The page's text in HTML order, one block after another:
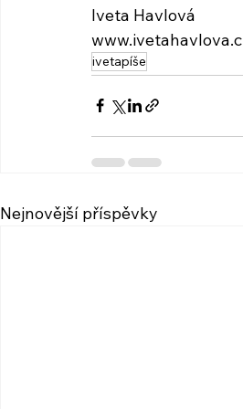
Iveta Havlová
ivetapíše
Nejnovější příspěvky